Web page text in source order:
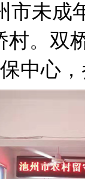
市未
村。双
中心